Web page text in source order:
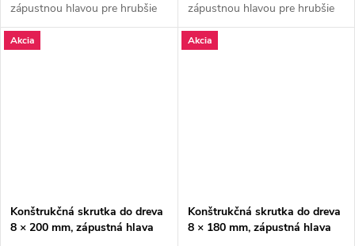
zápustnou hlavou pre hrubšie
trámy, krokvy a viacvrstvové
drevené zostavy, kde má hlava
zápustnou hlavou pre hrubšie
trámy, krokvy a viacvrstvové
drevené zostavy, kde má hlava
Akcia
Konštrukčná skrutka do dreva
8 × 200 mm, zápustná hlava
Akcia
Konštrukčná skrutka do dreva
8 × 180 mm, zápustná hlava